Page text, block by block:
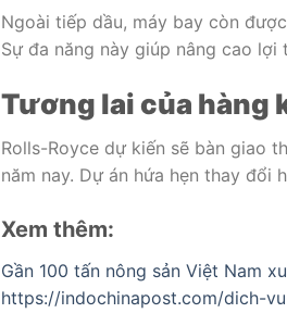
Ngoài tiếp dầu, máy bay còn
Sự đa năng này giúp nâng cao
Tương lai của hàng
Rolls-Royce dự kiến sẽ bàn giao
năm nay. Dự án hứa hẹn thay đổi
Xem thêm:
Gần 100 tấn nông sản Việt Nam
https://indochinapost.com/dich-